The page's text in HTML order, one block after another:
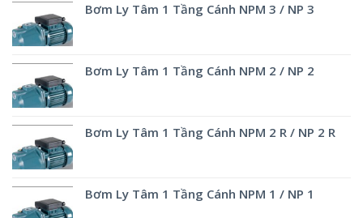
Bơm Ly Tâm 1 Tầng Cánh NPM 3 / NP 3
Bơm Ly Tâm 1 Tầng Cánh NPM 2 / NP 2
Bơm Ly Tâm 1 Tầng Cánh NPM 2 R / NP 2 R
Bơm Ly Tâm 1 Tầng Cánh NPM 1 / NP 1